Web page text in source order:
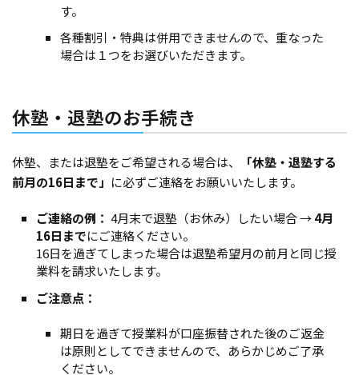
す。
各種割引・特典は併用できませんので、重なった
場合は１つをお選びいただきます。
休塾・退塾のお手続き
休塾、または退塾をご希望される場合は、
「休塾・退塾する
前月の16日まで」 に必ずご連絡をお願いいたします。
ご連絡の例： 4月末で退塾（お休み）したい場合 →4月
16日までにご連絡ください。
16日を過ぎてしまった場合は退塾希望月の前月と同じ授
業料を請求いたします。
ご注意点：
期日を過ぎて授業料が口座振替された後のご返金
は原則としてできませんので、あらかじめご了承
ください。